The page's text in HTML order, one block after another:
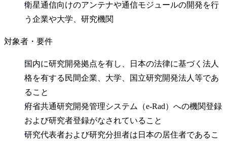
衛星通信向けのアンテナや通信モジュールの開発を行
う企業や大学、研究機関
対象者・要件
国内に研究開発拠点を有し、日本の法律に基づく法人
格を有する民間企業、大学、国立研究開発法人等であ
ること
府省共通研究開発管理システム（e-Rad）への機関登録
および研究者登録がなされていること
研究代表者および研究分担者は日本の居住者であるこ